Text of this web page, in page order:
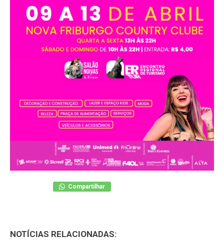
Compartilhar
NOTÍCIAS RELACIONADAS: